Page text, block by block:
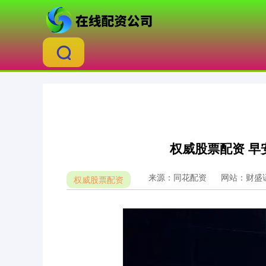
权威股票配资 早
权威股票配资 来源：同花配资 网站：财盛